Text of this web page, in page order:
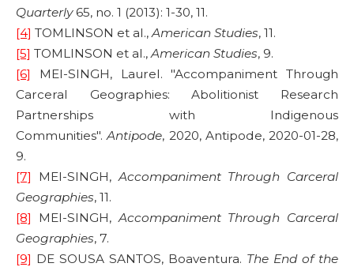
Quarterly65, no. 1 (2013): 1-30, 11.
[4] TOMLINSON et al., American Studies, 11.
[5] TOMLINSON et al., American Studies, 9.
[6]
MEI-SINGH, Laurel. "Accompaniment Through
Carceral Geographies: Abolitionist Research
Partnerships with Indigenous
Communities".Antipode, 2020, Antipode, 2020-01-28,
9.
[7]
MEI-SINGH, Accompaniment Through Carceral
Geographies, 11.
[8]
MEI-SINGH, Accompaniment Through Carceral
Geographies, 7.
[9] DE SOUSA SANTOS, Boaventura. The End of the